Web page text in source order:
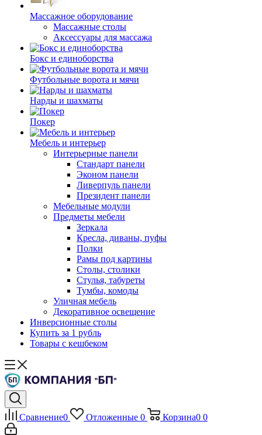
Массажное оборудование
Массажные столы
Аксессуары для массажа
Бокс и единоборства
Футбольные ворота и мячи
Нарды и шахматы
Покер
Мебель и интерьер
Интерьерные панели
Стандарт панели
Эконом панели
Ливерпуль панели
Президент панели
Мебельные модули
Предметы мебели
Зеркала
Кресла, диваны, пуфы
Полки
Рамы под картины
Столы, столики
Стулья, табуреты
Тумбы, комоды
Уличная мебель
Декоративное освещение
Инверсионные столы
Купить за 1 рубль
Товары с кешбеком
Сравнение0 Отложенные 0 Корзина0 0